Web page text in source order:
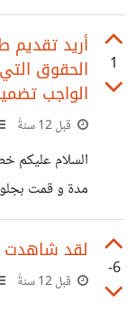
1
أريد تقديم
الحقوق
الواجب
قبل 12 سنةً
السلام عليكم
مدة و قمت
إضافة بعض
يمكنكم نصحي
قبل تقديم الطلب
-6
لقد
قبل 12 سنةً